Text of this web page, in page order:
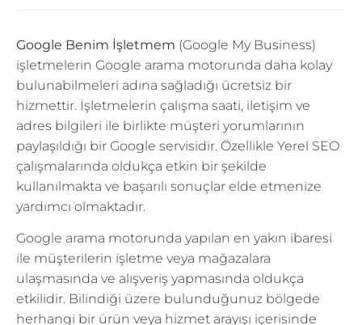
Google Benim İşletmem (Google My Business)
işletmelerin Google arama motorunda daha kolay
bulunabilmeleri adına sağladığı ücretsiz bir
hizmettir. İşletmelerin çalışma saati, iletişim ve
adres bilgileri ile birlikte müşteri yorumlarının
paylaşıldığı bir Google servisidir. Özellikle Yerel SEO
çalışmalarında oldukça etkin bir şekilde
kullanılmakta ve başarılı sonuçlar elde etmenize
yardımcı olmaktadır.
Google arama motorunda yapılan en yakın ibaresi
ile müşterilerin işletme veya mağazalara
ulaşmasında ve alışveriş yapmasında oldukça
etkilidir. Bilindiği üzere bulunduğunuz bölgede
herhangi bir ürün veya hizmet arayışı içerisinde